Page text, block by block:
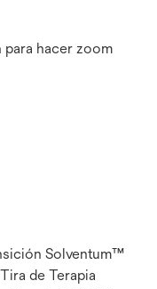
para hacer zoom
Solventum™
de Terapia